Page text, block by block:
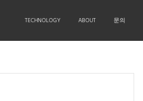
TECHNOLOGY ABOUT 문의